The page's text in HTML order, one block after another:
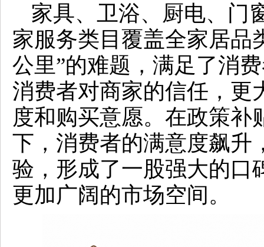
家具、卫浴、厨电、门
家服务类目覆盖全家居品
公里”的难题，满足了消
消费者对商家的信任，更
度和购买意愿。在政策补
下，消费者的满意度飙升
验，形成了一股强大的口
更加广阔的市场空间。